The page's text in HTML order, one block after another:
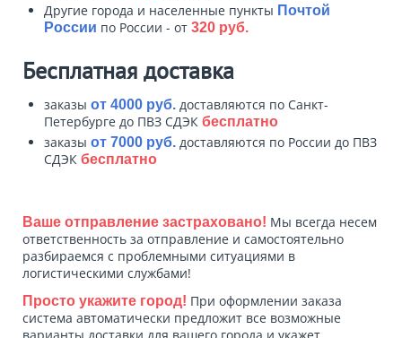
Другие города и населенные пункты Почтой
России по России - от 320 руб.
Бесплатная доставка
заказы от 4000 руб. доставляются по Санкт-
Петербурге до ПВЗ СДЭК бесплатно
заказы от 7000 руб. доставляются по России до ПВЗ
СДЭК бесплатно
Ваше отправление застраховано! Мы всегда несем
ответственность за отправление и самостоятельно
разбираемся с проблемными ситуациями в
логистическими службами!
Просто укажите город! При оформлении заказа
система автоматически предложит все возможные
варианты доставки для вашего города и укажет